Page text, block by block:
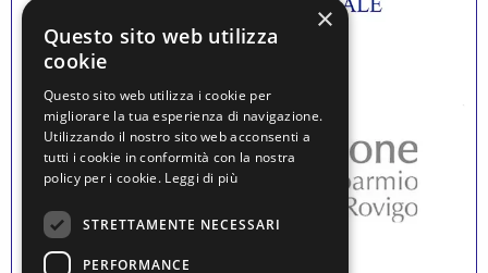
×
Questo sito web utilizza
cookie
Questo sito web utilizza i cookie per
migliorare la tua esperienza di navigazione.
Utilizzando il nostro sito web acconsenti a
tutti i cookie in conformità con la nostra
policy per i cookie. Leggi di più
STRETTAMENTE NECESSARI
PERFORMANCE